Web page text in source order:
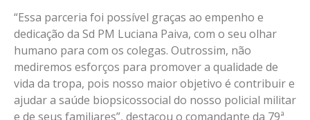
“Essa parceria foi possível graças ao empenho e
dedicação da Sd PM Luciana Paiva, com o seu olhar
humano para com os colegas. Outrossim, não
mediremos esforços para promover a qualidade de
vida da tropa, pois nosso maior objetivo é contribuir e
ajudar a saúde biopsicossocial do nosso policial militar
e de seus familiares”, destacou o comandante da 79ª